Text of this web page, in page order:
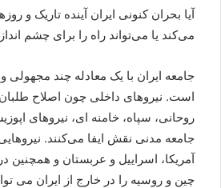
آیا بحران کنونی ایران آینده تاریک و
می‌کند یا می‌تواند راه را برای چشم
جامعه ایران با یک معادله چند مجهولی
است. نیروهای داخلی چون اصلاح
روحانی، سپاه، خامنه ای، نیروهای
جامعه مدنی نقش ایفا می‌کنند.
آمریکا، اسراییل و عربستان و همچنین
چین و روسیه را در خارج از ایران می